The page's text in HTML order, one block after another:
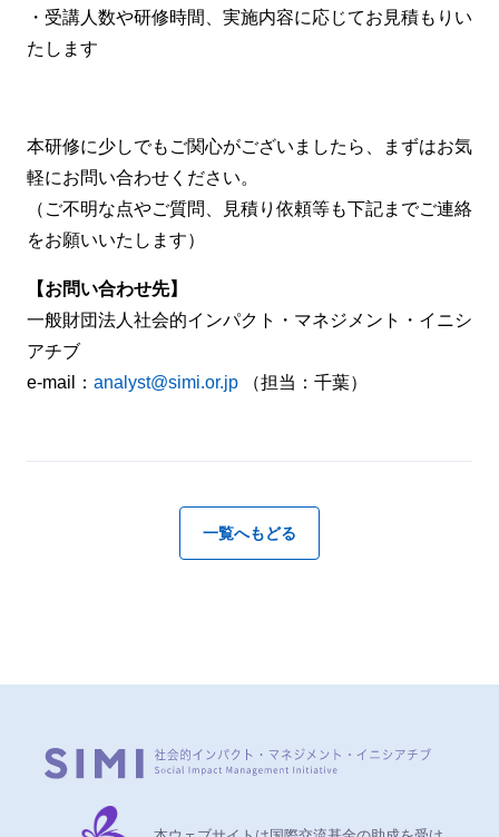
・受講人数や研修時間、実施内容に応じてお見積もりい
たします
本研修に少しでもご関心がございましたら、まずはお気
軽にお問い合わせください。
（ご不明な点やご質問、見積り依頼等も下記までご連絡
をお願いいたします）
【お問い合わせ先】
一般財団法人社会的インパクト・マネジメント・イニシ
アチブ
e-mail： analyst@simi.or.jp （担当：千葉）
一覧へもどる